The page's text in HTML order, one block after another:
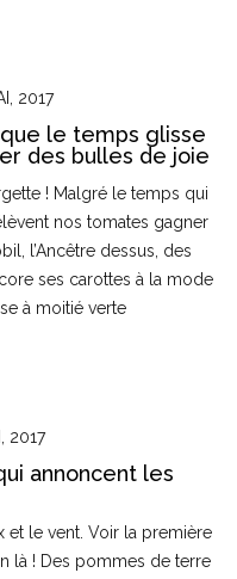
2017
le temps glisse
des bulles de joie
! Malgré le temps qui
nos tomates gagner
l’Ancêtre dessus, des
ses carottes à la mode
à moitié verte
2017
annoncent les
et le vent. Voir la première
là ! Des pommes de terre